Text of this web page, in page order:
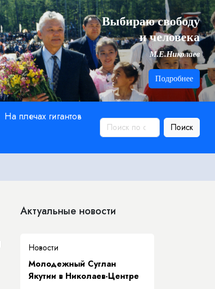
Выбираю свободу
и человека
М.Е.Николаев
Подробнее
На плечах гигантов
Поиск
Актуальные новости
Новости
Молодежный Суглан
Якутии в Николаев-Центре